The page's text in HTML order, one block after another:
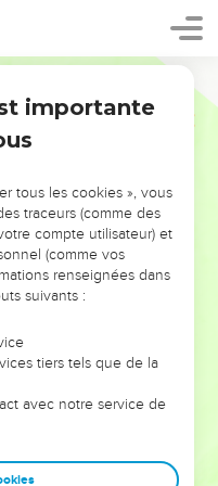
!
VOUS ÉVITER LES
les doutes, les erreurs
alors même que ce
façonnés.
et responsables
afin que leurs erreurs
importante
tous les cookies », vous
traceurs (comme des
compte utilisateur) et
(comme vos
renseignées dans
suivants :
tiers tels que de la
avec notre service de